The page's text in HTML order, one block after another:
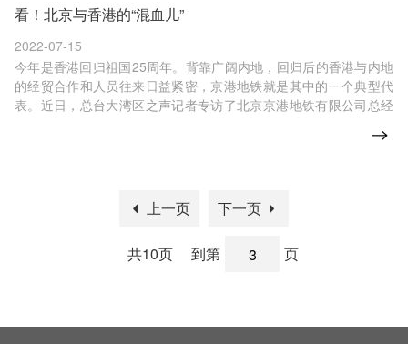
看！北京与香港的“混血儿”
今年是香港回归祖国25周年。背靠广阔内地，回归后的香港与内地
的经贸合作和人员往来日益紧密，京港地铁就是其中的一个典型代
表。近日，总台大湾区之声记者专访了北京京港地铁有限公司总经
2022-07-15
上一页 下一页
共10页 到第 页